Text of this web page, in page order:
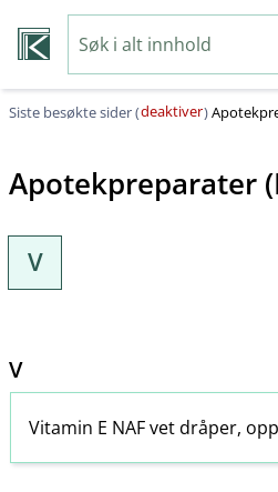
Siste besøkte sider (deaktiver)
Apotekpreparater
V
V
Vitamin E NAF vet dråper,